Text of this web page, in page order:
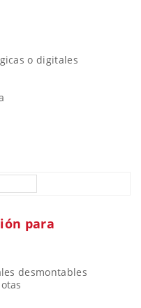
o digitales
para
desmontables